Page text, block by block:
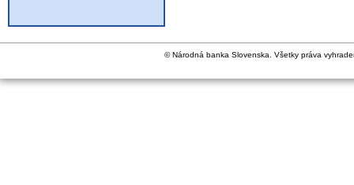
© Národná banka Slovenska. Všetky práva